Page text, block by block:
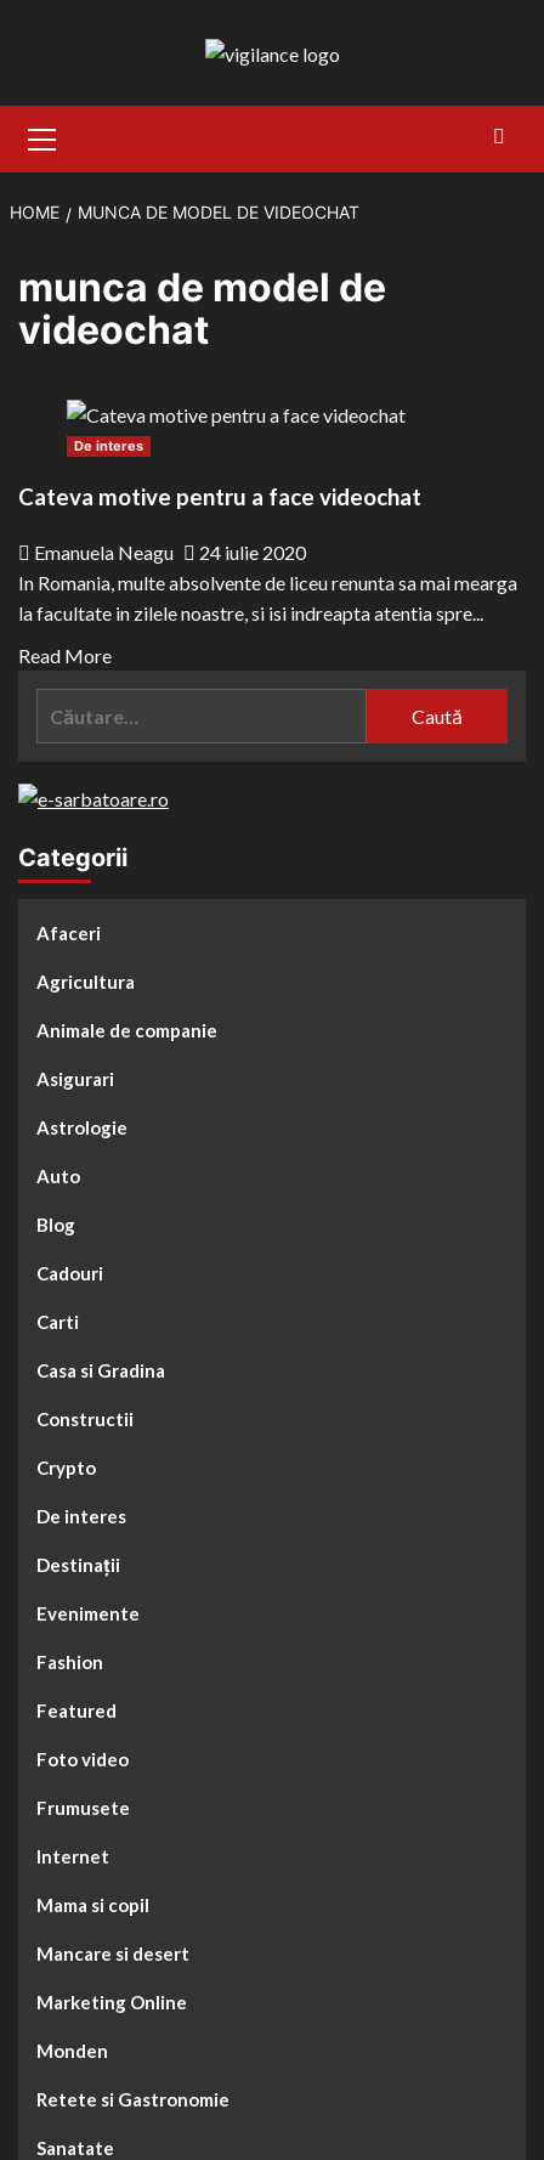
Menu
HOME MUNCA DE MODEL DE VIDEOCHAT
munca de model de
videochat
De interes
Cateva motive pentru a face videochat
Emanuela Neagu
24 iulie 2020
In Romania, multe absolvente de liceu renunta sa mai mearga
la facultate in zilele noastre, si isi indreapta atentia spre...
Read MoreRead
more
about
Cateva
pentru
face
Categorii
Afaceri
Agricultura
Animale de companie
Asigurari
Astrologie
Auto
Blog
Cadouri
Carti
Casa si Gradina
Constructii
Crypto
De interes
Destinații
Evenimente
Fashion
Featured
Foto video
Frumusete
Internet
Mama si copil
Mancare si desert
Marketing Online
Monden
Retete si Gastronomie
Sanatate